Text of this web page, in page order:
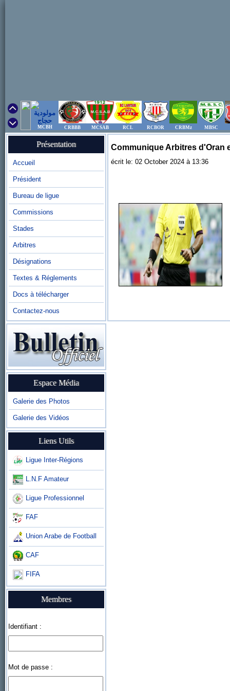
MCBH CRBBB MCSAB RCL RCBOR CRBMz MBSC
Présentation
Accueil
Président
Bureau de ligue
Commissions
Stades
Arbitres
Désignations
Textes & Réglements
Docs à télécharger
Contactez-nous
Espace Média
Galerie des Photos
Galerie des Vidéos
Liens Utils
Ligue Inter-Régions
L.N.F Amateur
Ligue Professionnel
FAF
Union Arabe de Football
CAF
FIFA
Membres
Identifiant :
Mot de passe :
Communique Arbitres d'Oran
écrit le: 02 October 2024 à 13:36